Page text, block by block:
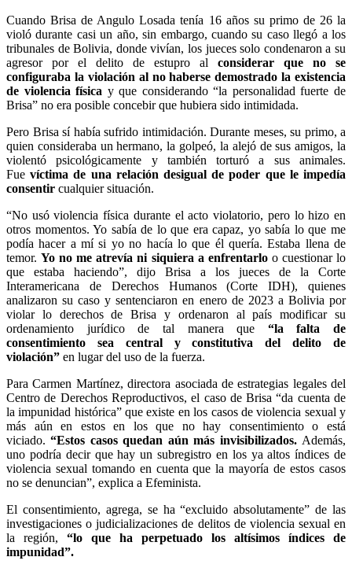
Cuando Brisa de Angulo Losada tenía 16 años su primo de 26 la
violó durante casi un año, sin embargo, cuando su caso llegó a los
tribunales de Bolivia, donde vivían, los jueces solo condenaron a su
agresor por el delito de estupro al considerar que no se
configuraba la violación al no haberse demostrado la existencia
de violencia física y que considerando “la personalidad fuerte de
Brisa” no era posible concebir que hubiera sido intimidada.
Pero Brisa sí había sufrido intimidación. Durante meses, su primo, a
quien consideraba un hermano, la golpeó, la alejó de sus amigos, la
violentó psicológicamente y también torturó a sus animales.
Fuevíctima de una relación desigual de poder que le impedía
consentir cualquier situación.
“No usó violencia física durante el acto violatorio, pero lo hizo en
otros momentos. Yo sabía de lo que era capaz, yo sabía lo que me
podía hacer a mí si yo no hacía lo que él quería. Estaba llena de
temor.Yo no me atrevía ni siquiera a enfrentarloo cuestionar lo
que estaba haciendo”, dijo Brisa a los jueces de la Corte
Interamericana de Derechos Humanos (Corte IDH), quienes
analizaron su caso y sentenciaron en enero de 2023 a Bolivia por
violar lo derechos de Brisa y ordenaron al país modificar su
ordenamiento jurídico de tal manera que “la falta de
consentimiento sea central y constitutiva del delito de
violación” en lugar del uso de la fuerza.
Para Carmen Martínez, directora asociada de estrategias legales del
Centro de Derechos Reproductivos, el caso de Brisa “da cuenta de
la impunidad histórica” que existe en los casos de violencia sexual y
más aún en estos en los que no hay consentimiento o está
viciado.“Estos casos quedan aún más invisibilizados.Además,
uno podría decir que hay un subregistro en los ya altos índices de
violencia sexual tomando en cuenta que la mayoría de estos casos
no se denuncian”, explica a Efeminista.
El consentimiento, agrega, se ha “excluido absolutamente” de las
investigaciones o judicializaciones de delitos de violencia sexual en
la región, “lo que ha perpetuado los altísimos índices de
impunidad”.